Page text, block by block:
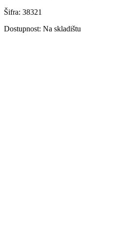
Šifra: 38321
Dostupnost: Na skladištu